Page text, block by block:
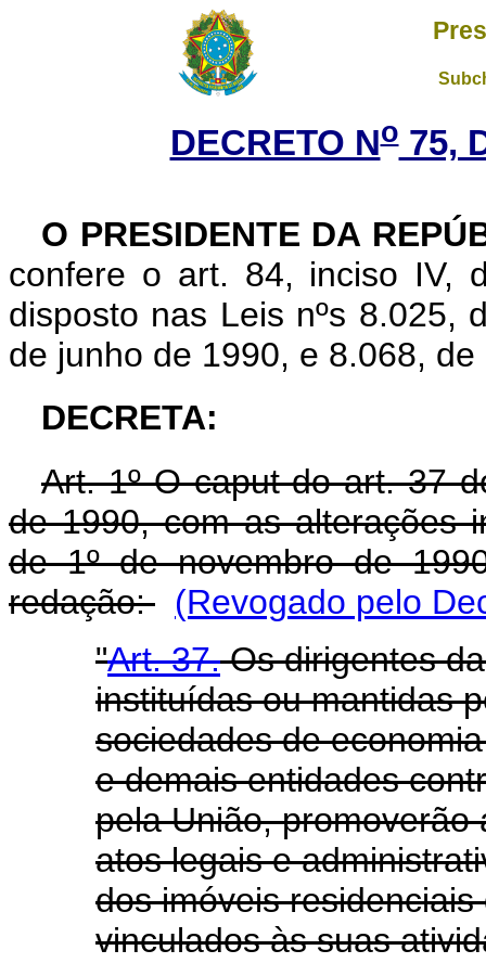
DECRETO No75,
O PRESIDENTE DA
confere o art. 84, inciso IV,
disposto nas Leis nºs 8.025,
de junho de 1990, e 8.068,
DECRETA:
Art. 1º O caput do art. 37
de 1990, com as alterações
de 1º de novembro de
redação: (Revogado pelo
"Art. 37.Os dirigentes
instituídas ou mantidas
sociedades de
e demais entidades
pela União, promoverão
atos legais e
dos imóveis
vinculados às suas